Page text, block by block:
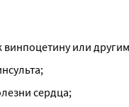
винпоцетину или
сердца;